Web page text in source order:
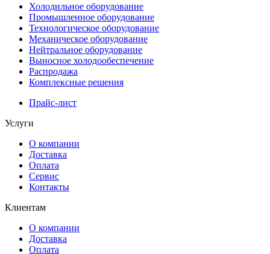
Холодильное оборудование
Промышленное оборудование
Технологическое оборудование
Механическое оборудование
Нейтральное оборудование
Выносное холодообеспечение
Распродажа
Комплексные решения
Прайс-лист
Услуги
О компании
Доставка
Оплата
Сервис
Контакты
Клиентам
О компании
Доставка
Оплата